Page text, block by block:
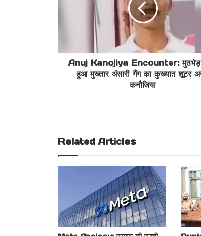
Anuj Kanojiya Encounter: मुठभेड़
हुआ मुख्तार अंसारी गैंग का कुख्यात शूटर
कनौजिया
Related Articles